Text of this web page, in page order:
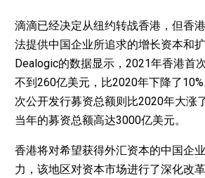
滴滴已经决定从纽约转战香港，但香
法提供中国企业所追求的增长资本和
Dealogic的数据显示，2021年香港首
不到260亿美元，比2020年下降了
次公开发行募资总额则比2020年大涨
当年的募资总额高达3000亿美元。
香港将对希望获得外汇资本的中国企
力，该地区对资本市场进行了深化改